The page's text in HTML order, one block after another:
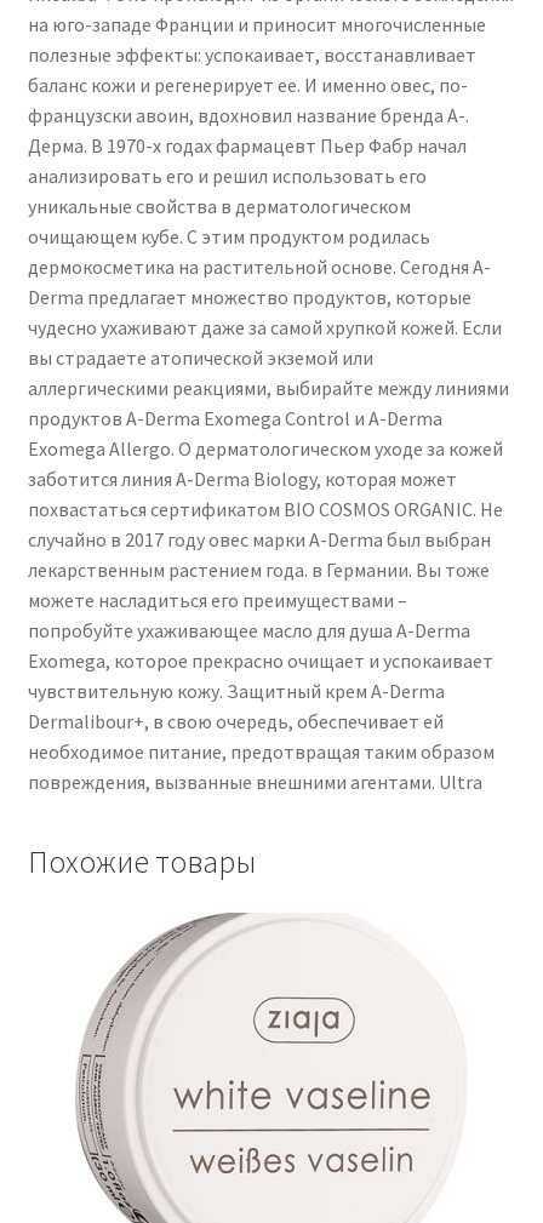
на юго-западе Франции и приносит многочисленные
полезные эффекты: успокаивает, восстанавливает
баланс кожи и регенерирует ее. И именно овес, по-
французски авоин, вдохновил название бренда A-.
Дерма. В 1970-х годах фармацевт Пьер Фабр начал
анализировать его и решил использовать его
уникальные свойства в дерматологическом
очищающем кубе. С этим продуктом родилась
дермокосметика на растительной основе. Сегодня A-
Derma предлагает множество продуктов, которые
чудесно ухаживают даже за самой хрупкой кожей. Если
вы страдаете атопической экземой или
аллергическими реакциями, выбирайте между линиями
продуктов A-Derma Exomega Control и A-Derma
Exomega Allergo. О дерматологическом уходе за кожей
заботится линия A-Derma Biology, которая может
похвастаться сертификатом BIO COSMOS ORGANIC. Не
случайно в 2017 году овес марки A-Derma был выбран
лекарственным растением года. в Германии. Вы тоже
можете насладиться его преимуществами –
попробуйте ухаживающее масло для душа A-Derma
Exomega, которое прекрасно очищает и успокаивает
чувствительную кожу. Защитный крем A-Derma
Dermalibour+, в свою очередь, обеспечивает ей
необходимое питание, предотвращая таким образом
повреждения, вызванные внешними агентами. Ultra
Похожие товары